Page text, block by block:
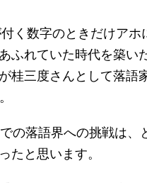
付く数字のときだけアホ
ふれていた時代を築い
桂三度さんとして落語
の落語界への挑戦は、
たと思います。